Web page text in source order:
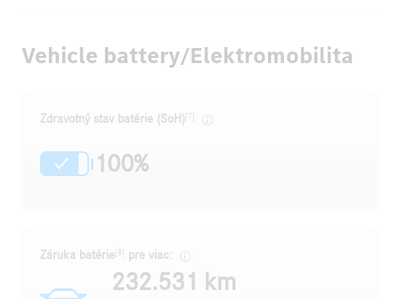
Vehicle battery/Elektromobilita
Zdravotný stav batérie (SoH) [7]
100%
Záruka batérie [8] pre viac:
232.531 km